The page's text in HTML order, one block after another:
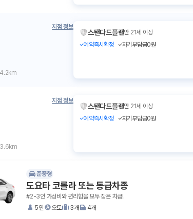
지점 정보
스탠다드플랜만 21세 이상
예약즉시확정
자기부담금0원
지점 정보
스탠다드플랜만 21세 이상
예약즉시확정
자기부담금0원
준중형
도요타 코롤라 또는 동급차종
#2-3인 가성비와 편리함을 모두 잡은 차급!
5인
오토 3개 4개